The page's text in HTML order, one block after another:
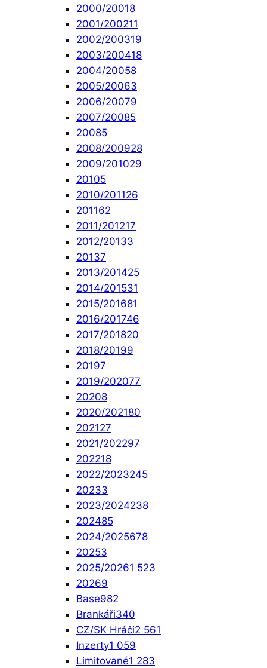
2000/20018
2001/200211
2002/200319
2003/200418
2004/20058
2005/20063
2006/20079
2007/20085
20085
2008/200928
2009/201029
20105
2010/201126
201162
2011/201217
2012/20133
20137
2013/201425
2014/201531
2015/201681
2016/201746
2017/201820
2018/20199
20197
2019/202077
20208
2020/202180
202127
2021/202297
202218
2022/2023245
20233
2023/2024238
202485
2024/2025678
20253
2025/20261 523
20269
Base982
Brankáři340
CZ/SK Hráči2 561
Inzerty1 059
Limitované1 283